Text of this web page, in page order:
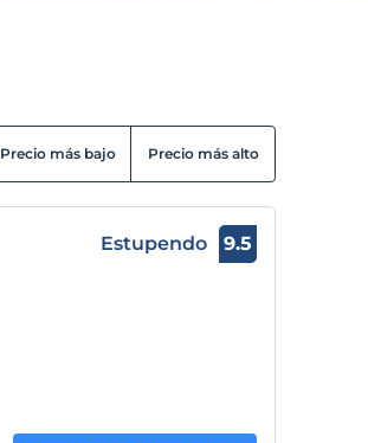
Precio más bajo Precio más alto
Estupendo 9.5